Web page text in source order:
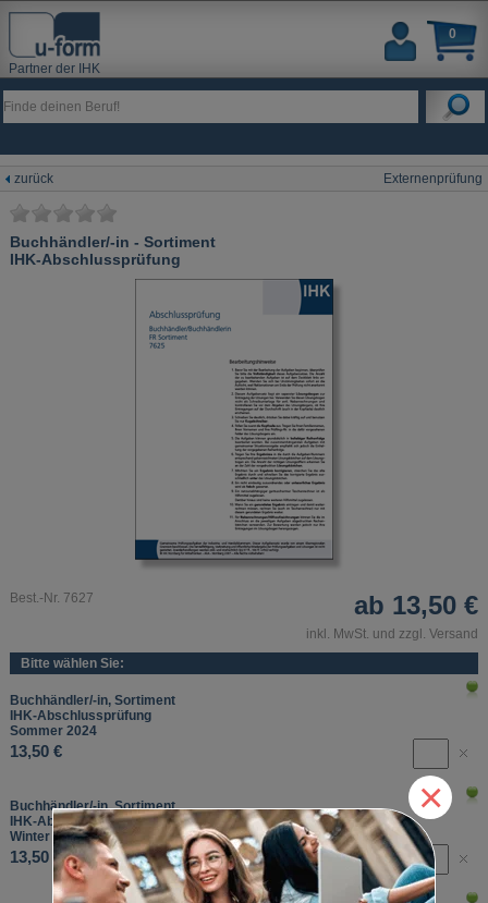
Partner der IHK
0
zurück Externenprüfung
Buchhändler/-in - Sortiment
IHK-Abschlussprüfung
Best.-Nr. 7627 ab 13,50 €
inkl. MwSt. und zzgl. Versand
Bitte wählen Sie:
Buchhändler/-in, Sortiment
IHK-Abschlussprüfung
Sommer 2024
13,50 €
Buchhändler/-in, Sortiment
IHK-Abschlussprüfung
Winter 2024/2025
13,50 €
×